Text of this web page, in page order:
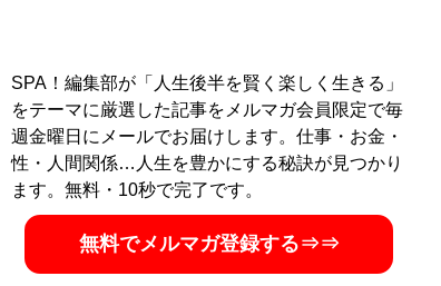
SPA！編集部が「人生後半を賢く楽しく生きる」
をテーマに厳選した記事をメルマガ会員限定で毎
週金曜日にメールでお届けします。仕事・お金・
性・人間関係…人生を豊かにする秘訣が見つかり
ます。無料・10秒で完了です。
無料でメルマガ登録する⇒⇒